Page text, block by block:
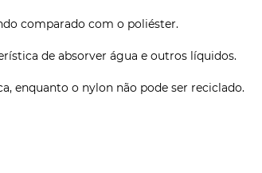
comparado com o poliéster.
de absorver água e outros líquidos.
enquanto o nylon não pode ser reciclado.